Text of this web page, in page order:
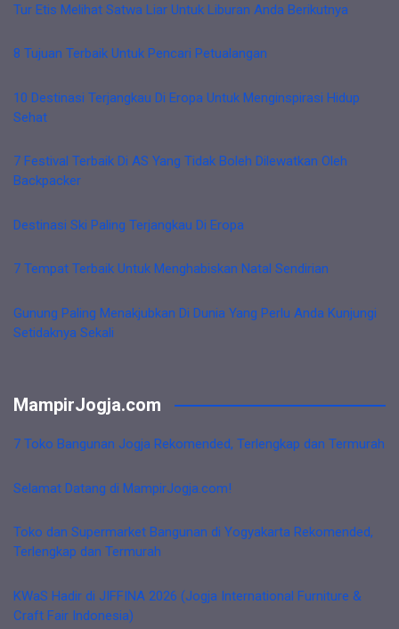
Tur Etis Melihat Satwa Liar Untuk Liburan Anda Berikutnya
8 Tujuan Terbaik Untuk Pencari Petualangan
10 Destinasi Terjangkau Di Eropa Untuk Menginspirasi Hidup
Sehat
7 Festival Terbaik Di AS Yang Tidak Boleh Dilewatkan Oleh
Backpacker
Destinasi Ski Paling Terjangkau Di Eropa
7 Tempat Terbaik Untuk Menghabiskan Natal Sendirian
Gunung Paling Menakjubkan Di Dunia Yang Perlu Anda Kunjungi
Setidaknya Sekali
MampirJogja.com
7 Toko Bangunan Jogja Rekomended, Terlengkap dan Termurah
Selamat Datang di MampirJogja.com!
Toko dan Supermarket Bangunan di Yogyakarta Rekomended,
Terlengkap dan Termurah
KWaS Hadir di JIFFINA 2026 (Jogja International Furniture &
Craft Fair Indonesia)